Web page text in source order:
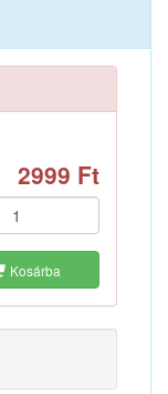
2999 Ft
Kosárba